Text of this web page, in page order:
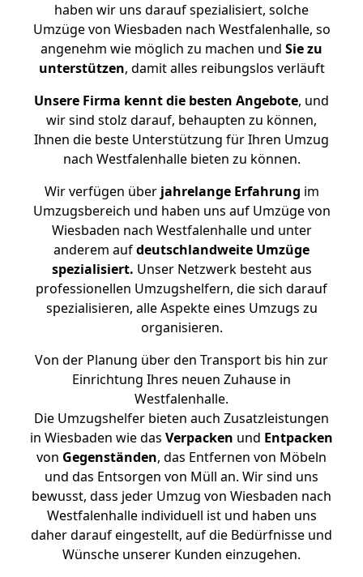
haben wir uns darauf spezialisiert, solche
Umzüge von Wiesbaden nach Westfalenhalle, so
angenehm wie möglich zu machen und Sie zu
unterstützen, damit alles reibungslos verläuft
Unsere Firma kennt die besten Angebote, und
wir sind stolz darauf, behaupten zu können,
Ihnen die beste Unterstützung für Ihren Umzug
nach Westfalenhalle bieten zu können.
Wir verfügen überjahrelange Erfahrung im
Umzugsbereich und haben uns auf Umzüge von
Wiesbaden nach Westfalenhalle und unter
anderem aufdeutschlandweite Umzüge
spezialisiert. Unser Netzwerk besteht aus
professionellen Umzugshelfern, die sich darauf
spezialisieren, alle Aspekte eines Umzugs zu
organisieren.
Von der Planung über den Transport bis hin zur
Einrichtung Ihres neuen Zuhause in
Westfalenhalle.
Die Umzugshelfer bieten auch Zusatzleistungen
in Wiesbaden wie das Verpacken und Entpacken
von Gegenständen, das Entfernen von Möbeln
und das Entsorgen von Müll an. Wir sind uns
bewusst, dass jeder Umzug von Wiesbaden nach
Westfalenhalle individuell ist und haben uns
daher darauf eingestellt, auf die Bedürfnisse und
Wünsche unserer Kunden einzugehen.